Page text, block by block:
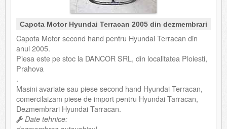
Capota Motor Hyundai Terracan 2005 din dezmembrari
Capota Motor second hand pentru Hyundai Terracan din
anul 2005.
Piesa este pe stoc la DANCOR SRL, din localitatea Ploiesti,
Prahova
.
Masini avariate sau piese second hand Hyundai Terracan,
comercilaizam piese de import pentru Hyundai Tarracan,
Dezmembrari Hyundai Tarracan.
Date tehnice: